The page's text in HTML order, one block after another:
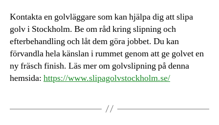
Kontakta en golvläggare som kan hjälpa dig att slipa
golv i Stockholm. Be om råd kring slipning och
efterbehandling och låt dem göra jobbet. Du kan
förvandla hela känslan i rummet genom att ge golvet en
ny fräsch finish. Läs mer om golvslipning på denna
hemsida: https://www.slipagolvstockholm.se/